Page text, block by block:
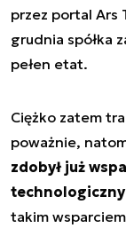
przez portal Ars
grudnia spółka
pełen etat.
Ciężko zatem
poważnie,
zdobył już
takim